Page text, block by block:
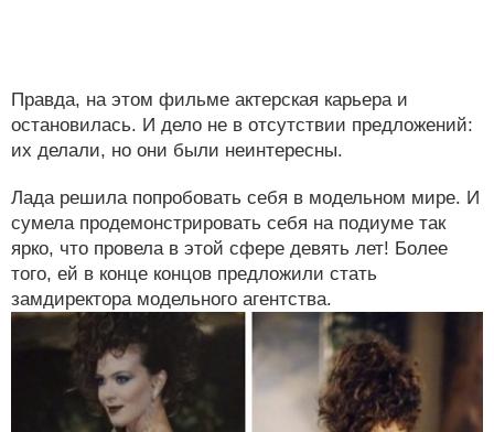
Правда, на этом фильме актерская карьера и
остановилась. И дело не в отсутствии предложений:
их делали, но они были неинтересны.
Лада решила попробовать себя в модельном мире. И
сумела продемонстрировать себя на подиуме так
ярко, что провела в этой сфере девять лет! Более
того, ей в конце концов предложили стать
замдиректора модельного агентства.